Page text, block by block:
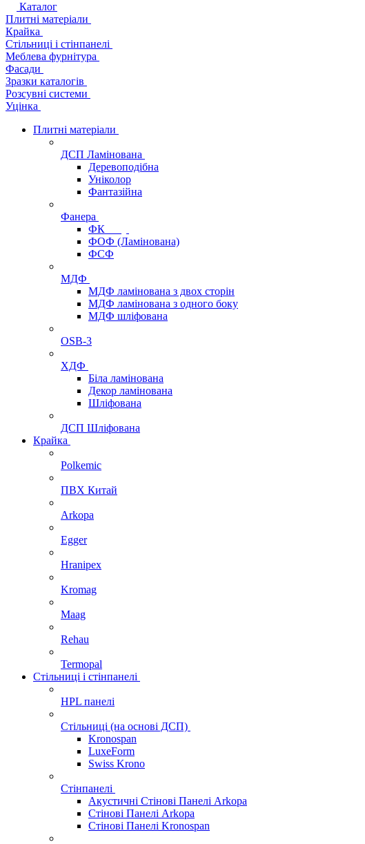
Каталог
Плитні матеріали
Крайка
Стільниці і стінпанелі
Меблева фурнітура
Фасади
Зразки каталогів
Розсувні системи
Уцінка
Плитні матеріали
ДСП Ламінована
Деревоподібна
Уніколор
Фантазійна
Фанера
ФК
ФОФ (Ламінована)
ФСФ
МДФ
МДФ ламінована з двох сторін
МДФ ламінована з одного боку
МДФ шліфована
OSB-3
ХДФ
Біла ламінована
Декор ламінована
Шліфована
ДСП Шліфована
Крайка
Polkemic
ПВХ Китай
Arkopa
Egger
Hranipex
Kromag
Maag
Rehau
Termopal
Стільниці і стінпанелі
HPL панелі
Стільниці (на основі ДСП)
Kronospan
LuxeForm
Swiss Krono
Стінпанелі
Акустичні Стінові Панелі Аrkopa
Стінові Панелі Arkopa
Стінові Панелі Kronospan